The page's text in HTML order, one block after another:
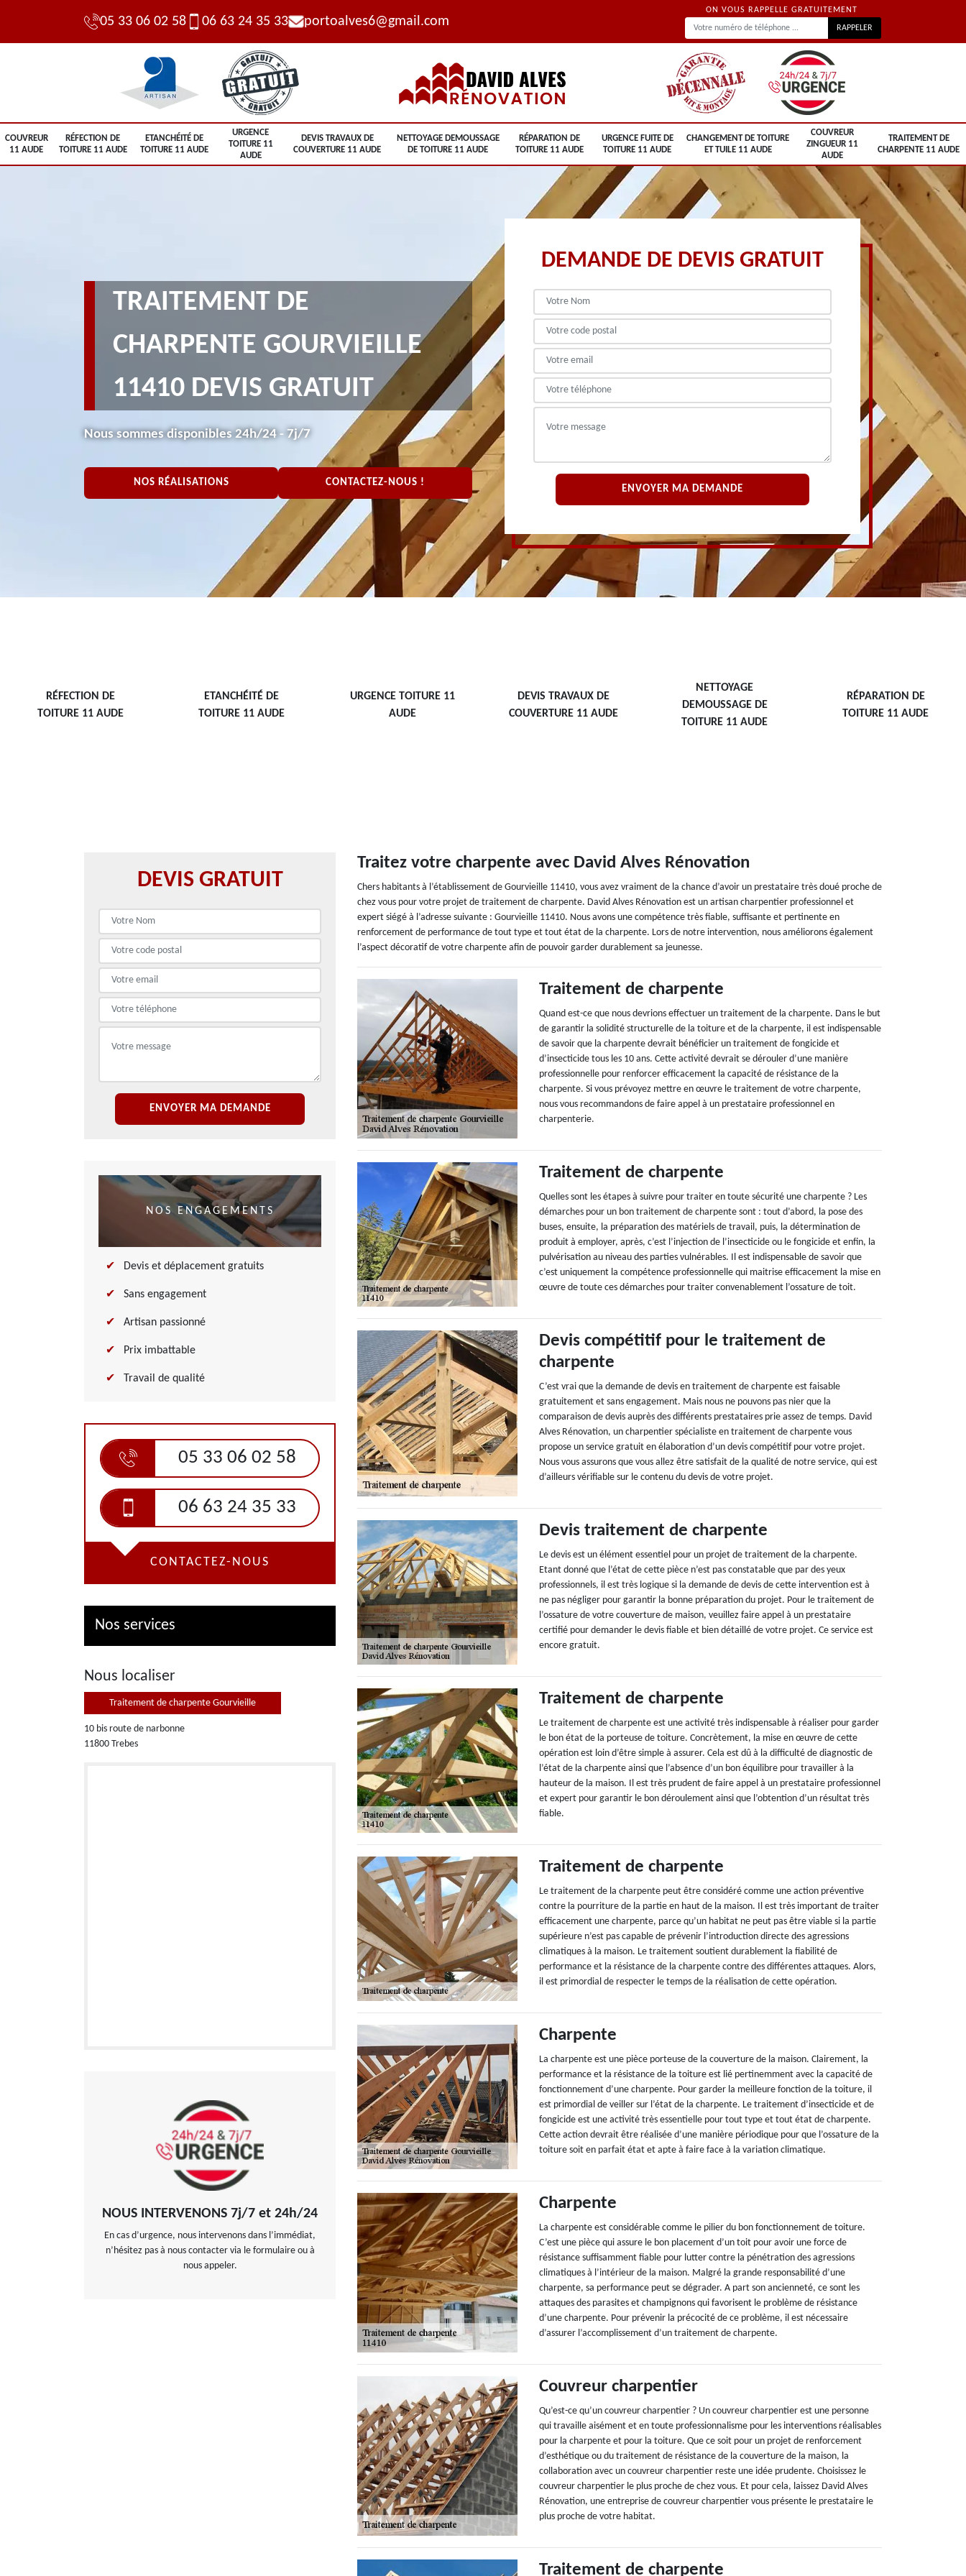
05 33 06 02 58 06 63 24 35 33 portoalves6@gmail.com
ON VOUS RAPPELLE GRATUITEMENT
COUVREUR
11 AUDE
RÉFECTION DE
TOITURE 11 AUDE
ETANCHÉITÉ DE
TOITURE 11 AUDE
URGENCE
TOITURE 11
AUDE
DEVIS TRAVAUX DE
COUVERTURE 11 AUDE
NETTOYAGE DEMOUSSAGE
DE TOITURE 11 AUDE
RÉPARATION DE
TOITURE 11 AUDE
URGENCE FUITE DE
TOITURE 11 AUDE
CHANGEMENT DE TOITURE
ET TUILE 11 AUDE
COUVREUR
ZINGUEUR 11
AUDE
TRAITEMENT DE
CHARPENTE 11 AUDE
TRAITEMENT DE
CHARPENTE GOURVIEILLE
11410 DEVIS GRATUIT
Nous sommes disponibles 24h/24 - 7j/7
NOS RÉALISATIONS CONTACTEZ-NOUS !
DEMANDE DE DEVIS GRATUIT
RÉFECTION DE
TOITURE 11 AUDE
ETANCHÉITÉ DE
TOITURE 11 AUDE
URGENCE TOITURE 11
AUDE
DEVIS TRAVAUX DE
COUVERTURE 11 AUDE
NETTOYAGE
DEMOUSSAGE DE
TOITURE 11 AUDE
RÉPARATION DE
TOITURE 11 AUDE
DEVIS GRATUIT
NOS ENGAGEMENTS
Devis et déplacement gratuits
Sans engagement
Artisan passionné
Prix imbattable
Travail de qualité
05 33 06 02 58
06 63 24 35 33
CONTACTEZ-NOUS
Nos services
Nous localiser
Traitement de charpente Gourvieille
10 bis route de narbonne
11800 Trebes
NOUS INTERVENONS 7j/7 et 24h/24
En cas d’urgence, nous intervenons dans l’immédiat,
n’hésitez pas à nous contacter via le formulaire ou à
nous appeler.
Traitez votre charpente avec David Alves Rénovation
Chers habitants à l’établissement de Gourvieille 11410, vous avez vraiment de la chance d’avoir un prestataire très doué proche de
chez vous pour votre projet de traitement de charpente. David Alves Rénovation est un artisan charpentier professionnel et
expert siégé à l’adresse suivante : Gourvieille 11410. Nous avons une compétence très fiable, suffisante et pertinente en
renforcement de performance de tout type et tout état de la charpente. Lors de notre intervention, nous améliorons également
l’aspect décoratif de votre charpente afin de pouvoir garder durablement sa jeunesse.
Traitement de charpente
Quand est-ce que nous devrions effectuer un traitement de la charpente. Dans le but
de garantir la solidité structurelle de la toiture et de la charpente, il est indispensable
de savoir que la charpente devrait bénéficier un traitement de fongicide et
d’insecticide tous les 10 ans. Cette activité devrait se dérouler d’une manière
professionnelle pour renforcer efficacement la capacité de résistance de la
charpente. Si vous prévoyez mettre en œuvre le traitement de votre charpente,
nous vous recommandons de faire appel à un prestataire professionnel en
charpenterie.
Traitement de charpente
Quelles sont les étapes à suivre pour traiter en toute sécurité une charpente ? Les
démarches pour un bon traitement de charpente sont : tout d’abord, la pose des
buses, ensuite, la préparation des matériels de travail, puis, la détermination de
produit à employer, après, c’est l’injection de l’insecticide ou le fongicide et enfin, la
pulvérisation au niveau des parties vulnérables. Il est indispensable de savoir que
c’est uniquement la compétence professionnelle qui maitrise efficacement la mise en
œuvre de toute ces démarches pour traiter convenablement l’ossature de toit.
Devis compétitif pour le traitement de
charpente
C’est vrai que la demande de devis en traitement de charpente est faisable
gratuitement et sans engagement. Mais nous ne pouvons pas nier que la
comparaison de devis auprès des différents prestataires prie assez de temps. David
Alves Rénovation, un charpentier spécialiste en traitement de charpente vous
propose un service gratuit en élaboration d’un devis compétitif pour votre projet.
Nous vous assurons que vous allez être satisfait de la qualité de notre service, qui est
d’ailleurs vérifiable sur le contenu du devis de votre projet.
Devis traitement de charpente
Le devis est un élément essentiel pour un projet de traitement de la charpente.
Etant donné que l’état de cette pièce n’est pas constatable que par des yeux
professionnels, il est très logique si la demande de devis de cette intervention est à
ne pas négliger pour garantir la bonne préparation du projet. Pour le traitement de
l’ossature de votre couverture de maison, veuillez faire appel à un prestataire
certifié pour demander le devis fiable et bien détaillé de votre projet. Ce service est
encore gratuit.
Traitement de charpente
Le traitement de charpente est une activité très indispensable à réaliser pour garder
le bon état de la porteuse de toiture. Concrètement, la mise en œuvre de cette
opération est loin d’être simple à assurer. Cela est dû à la difficulté de diagnostic de
l’état de la charpente ainsi que l’absence d’un bon équilibre pour travailler à la
hauteur de la maison. Il est très prudent de faire appel à un prestataire professionnel
et expert pour garantir le bon déroulement ainsi que l’obtention d’un résultat très
fiable.
Traitement de charpente
Le traitement de la charpente peut être considéré comme une action préventive
contre la pourriture de la partie en haut de la maison. Il est très important de traiter
efficacement une charpente, parce qu’un habitat ne peut pas être viable si la partie
supérieure n’est pas capable de prévenir l’introduction directe des agressions
climatiques à la maison. Le traitement soutient durablement la fiabilité de
performance et la résistance de la charpente contre des différentes attaques. Alors,
il est primordial de respecter le temps de la réalisation de cette opération.
Charpente
La charpente est une pièce porteuse de la couverture de la maison. Clairement, la
performance et la résistance de la toiture est lié pertinemment avec la capacité de
fonctionnement d’une charpente. Pour garder la meilleure fonction de la toiture, il
est primordial de veiller sur l’état de la charpente. Le traitement d’insecticide et de
fongicide est une activité très essentielle pour tout type et tout état de charpente.
Cette action devrait être réalisée d’une manière périodique pour que l’ossature de la
toiture soit en parfait état et apte à faire face à la variation climatique.
Charpente
La charpente est considérable comme le pilier du bon fonctionnement de toiture.
C’est une pièce qui assure le bon placement d’un toit pour avoir une force de
résistance suffisamment fiable pour lutter contre la pénétration des agressions
climatiques à l’intérieur de la maison. Malgré la grande responsabilité d’une
charpente, sa performance peut se dégrader. A part son ancienneté, ce sont les
attaques des parasites et champignons qui favorisent le problème de résistance
d’une charpente. Pour prévenir la précocité de ce problème, il est nécessaire
d’assurer l’accomplissement d’un traitement de charpente.
Couvreur charpentier
Qu’est-ce qu’un couvreur charpentier ? Un couvreur charpentier est une personne
qui travaille aisément et en toute professionnalisme pour les interventions réalisables
pour la charpente et pour la toiture. Que ce soit pour un projet de renforcement
d’esthétique ou du traitement de résistance de la couverture de la maison, la
collaboration avec un couvreur charpentier reste une idée prudente. Choisissez le
couvreur charpentier le plus proche de chez vous. Et pour cela, laissez David Alves
Rénovation, une entreprise de couvreur charpentier vous présente le prestataire le
plus proche de votre habitat.
Traitement de charpente